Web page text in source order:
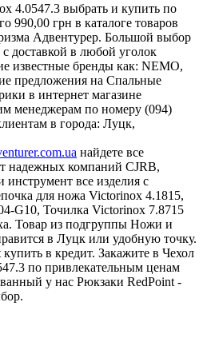
4.0547.3 выбрать и купить по
990,00 грн в каталоге товаров
Адвентурер. Большой выбор
доставкой в любой уголок
известные бренды как: NEMO,
предложения на Спальные
в интернет магазине
менеджерам по номеру (094)
в города: Луцк,
найдете все
надежных компаний CJRB,
все изделия с
для ножа Victorinox 4.1815,
G10, Точилка Victorinox 7.8715
Товар из подгруппы Ножи и
в Луцк или удобную точку.
в кредит. Закажите в Чехол
по привлекательным ценам
у нас Рюкзаки RedPoint -